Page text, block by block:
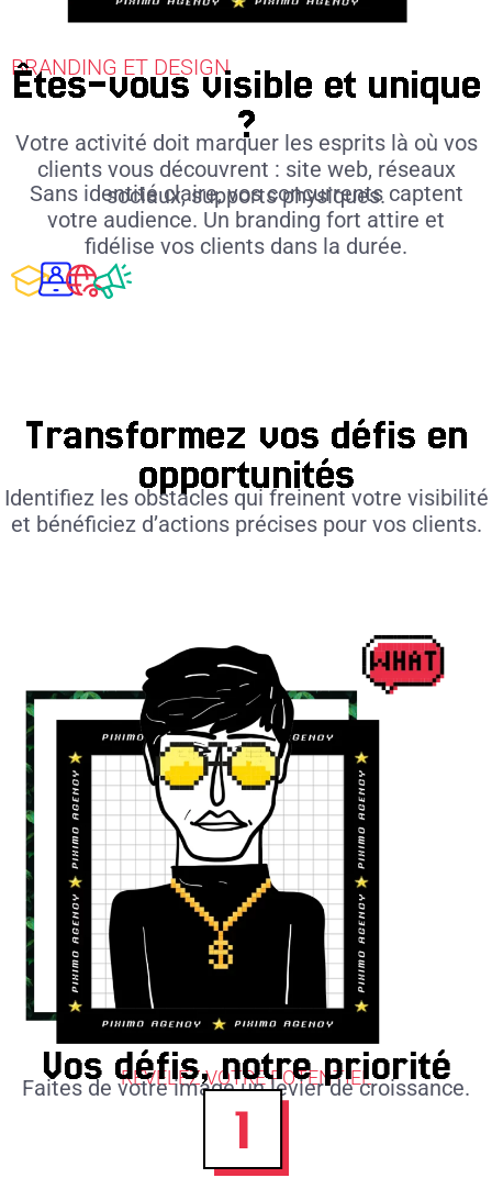
BRANDING ET DESIGN
Êtes-vous visible et unique
?
Votre activité doit marquer les esprits là où vos
clients vous découvrent : site web, réseaux
sociaux, supports physiques.
Sans identité claire, vos concurrents captent
votre audience. Un branding fort attire et
fidélise vos clients dans la durée.
Transformez vos défis en
opportunités
Identifiez les obstacles qui freinent votre visibilité
et bénéficiez d’actions précises pour vos clients.
RÉVÉLEZ VOTRE POTENTIEL
Vos défis, notre priorité
Faites de votre image un levier de croissance.